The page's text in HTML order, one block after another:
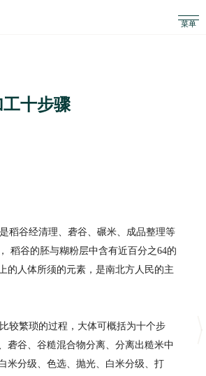
十步骤
稻谷经清理、砻谷、碾米、成品整理等
稻谷的胚与糊粉层中含有近百分之64的
的人体所须的元素，是南北方人民的主
较繁琐的过程，大体可概括为十个步
砻谷、谷糙混合物分离、分离出糙米中
米分级、色选、抛光、白米分级、打